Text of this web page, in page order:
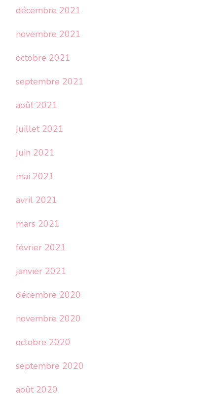
décembre 2021
novembre 2021
octobre 2021
septembre 2021
août 2021
juillet 2021
juin 2021
mai 2021
avril 2021
mars 2021
février 2021
janvier 2021
décembre 2020
novembre 2020
octobre 2020
septembre 2020
août 2020